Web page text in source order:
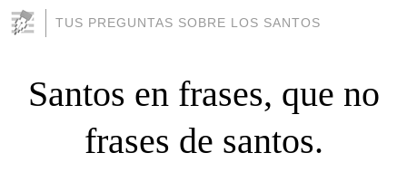
TUS PREGUNTAS SOBRE LOS SANTOS
Santos en frases, que no
frases de santos.